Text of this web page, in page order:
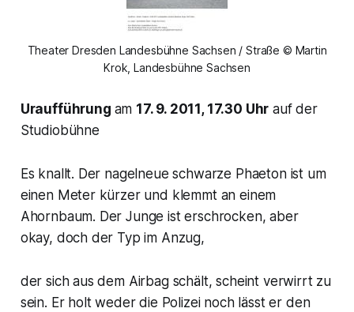
Theater Dresden Landesbühne Sachsen / Straße © Martin
Krok, Landesbühne Sachsen
Uraufführung am 17. 9. 2011, 17.30 Uhr auf der
Studiobühne
Es knallt. Der nagelneue schwarze Phaeton ist um
einen Meter kürzer und klemmt an einem
Ahornbaum. Der Junge ist erschrocken, aber
okay, doch der Typ im Anzug,
der sich aus dem Airbag schält, scheint verwirrt zu
sein. Er holt weder die Polizei noch lässt er den